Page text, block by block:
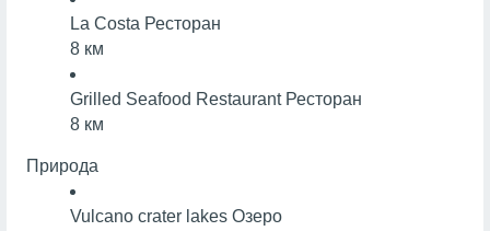
La Costa Ресторан
8 км
Grilled Seafood Restaurant Ресторан
8 км
Природа
Vulcano crater lakes Озеро